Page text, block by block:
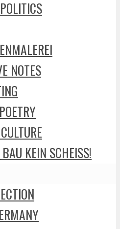
NOTES
KEIN SCHEISS!